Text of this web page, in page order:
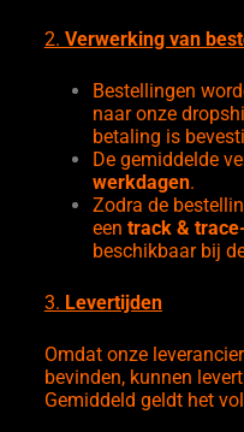
2. Verwerking van
Bestellingen
naar onze
betaling is
De gemiddelde
werkdagen.
Zodra de
een track &
beschikbaar bij
3. Levertijden
Omdat onze
bevinden, kunnen
Gemiddeld geldt het